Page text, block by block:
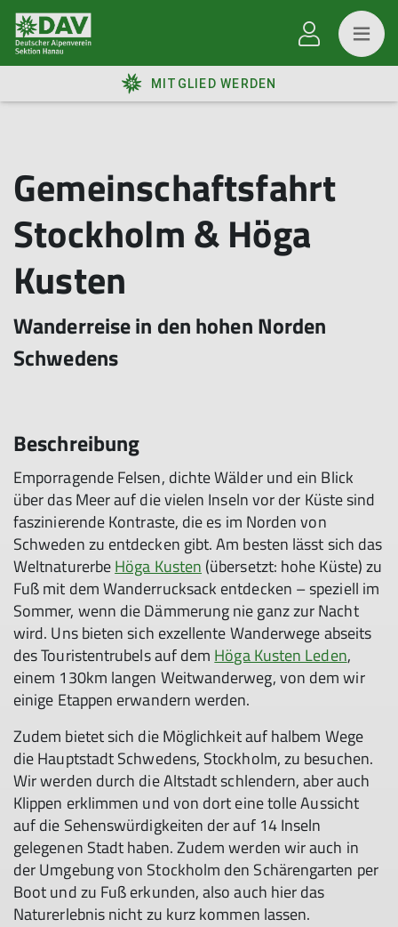
MITGLIED WERDEN
Gemeinschaftsfahrt
Stockholm & Höga
Kusten
Wanderreise in den hohen Norden
Schwedens
Beschreibung
Emporragende Felsen, dichte Wälder und ein Blick
über das Meer auf die vielen Inseln vor der Küste sind
faszinierende Kontraste, die es im Norden von
Schweden zu entdecken gibt. Am besten lässt sich das
WeltnaturerbeHöga Kusten (übersetzt: hohe Küste) zu
Fuß mit dem Wanderrucksack entdecken – speziell im
Sommer, wenn die Dämmerung nie ganz zur Nacht
wird. Uns bieten sich exzellente Wanderwege abseits
des Touristentrubels auf dem Höga Kusten Leden,
einem 130km langen Weitwanderweg, von dem wir
einige Etappen erwandern werden.
Zudem bietet sich die Möglichkeit auf halbem Wege
die Hauptstadt Schwedens, Stockholm, zu besuchen.
Wir werden durch die Altstadt schlendern, aber auch
Klippen erklimmen und von dort eine tolle Aussicht
auf die Sehenswürdigkeiten der auf 14 Inseln
gelegenen Stadt haben. Zudem werden wir auch in
der Umgebung von Stockholm den Schärengarten per
Boot und zu Fuß erkunden, also auch hier das
Naturerlebnis nicht zu kurz kommen lassen.